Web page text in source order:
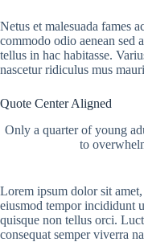
Netus et malesuada fames
commodo odio aenean sed
tellus in hac habitasse.
nascetur ridiculus mus
Quote Center Aligned
Only a quarter of young
to
Lorem ipsum dolor sit
eiusmod tempor incididunt
quisque non tellus orci.
consequat semper viverra